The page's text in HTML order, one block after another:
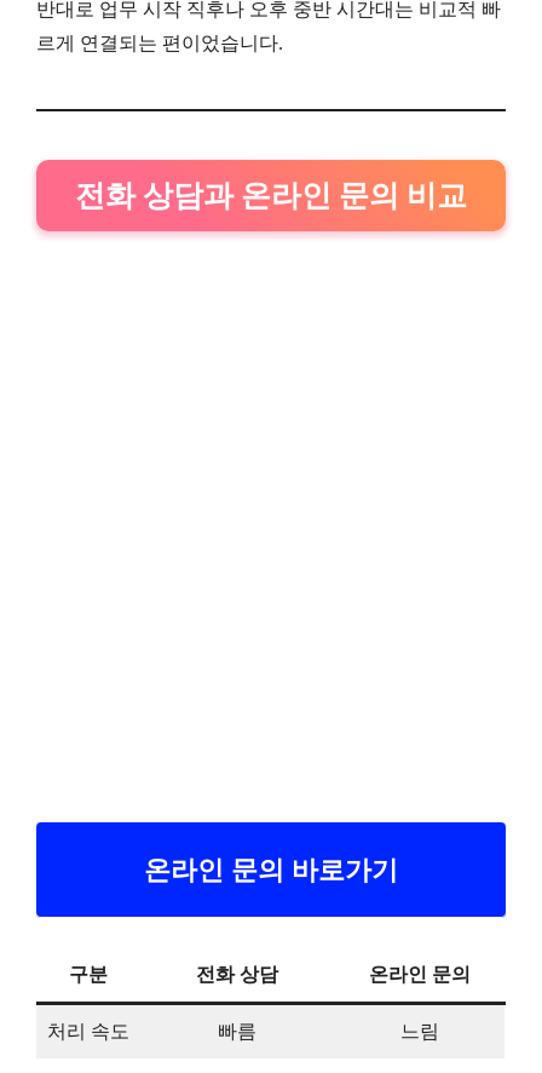
반대로 업무 시작 직후나 오후 중반 시간대는 비교적 빠
르게 연결되는 편이었습니다.
전화 상담과 온라인 문의 비교
온라인 문의 바로가기
구분 전화 상담 온라인 문의
처리 속도 빠름 느림